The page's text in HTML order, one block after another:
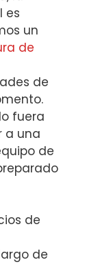
es
un
de
de
fuera
a una
de
de
de